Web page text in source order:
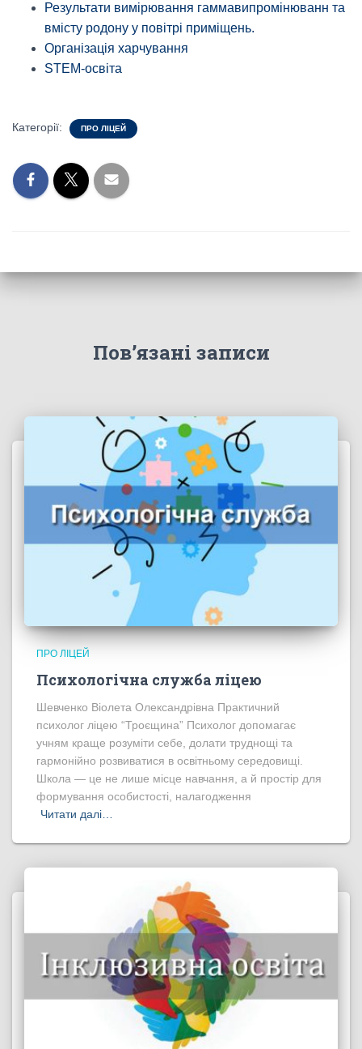
Результати вимірювання гаммавипромінюванн та
вмісту родону у повітрі приміщень.
Організація харчування
STEM-освіта
Категорії: ПРО ЛІЦЕЙ
Пов’язані записи
ПРО ЛІЦЕЙ
Психологічна служба ліцею
Шевченко Віолета Олександрівна Практичний
психолог ліцею “Троєщина” Психолог допомагає
учням краще розуміти себе, долати труднощі та
гармонійно розвиватися в освітньому середовищі.
Школа — це не лише місце навчання, а й простір для
формування особистості, налагодження
Читати далі…